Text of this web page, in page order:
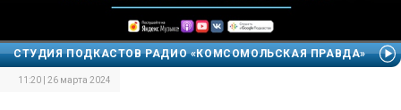
СТУДИЯ ПОДКАСТОВ РАДИО «КОМСОМОЛЬСКАЯ ПРАВДА»
11:20 | 26 марта 2024